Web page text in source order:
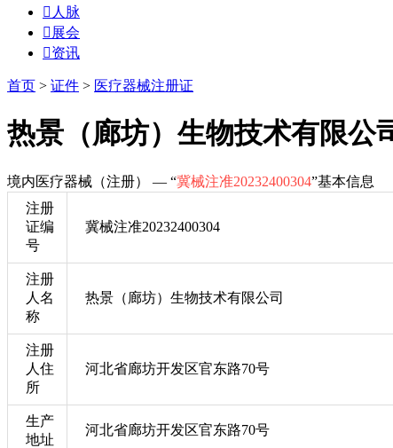
 人脉
 展会
资讯
首页 > 证件 > 医疗器械注册证
热景（廊坊）生物技术有限公
境内医疗器械（注册） — “冀械注准20232400304”基本信息
注册
证编
号
冀械注准20232400304
注册
人名
称
热景（廊坊）生物技术有限公司
注册
人住
所
河北省廊坊开发区官东路70号
生产
地址
河北省廊坊开发区官东路70号